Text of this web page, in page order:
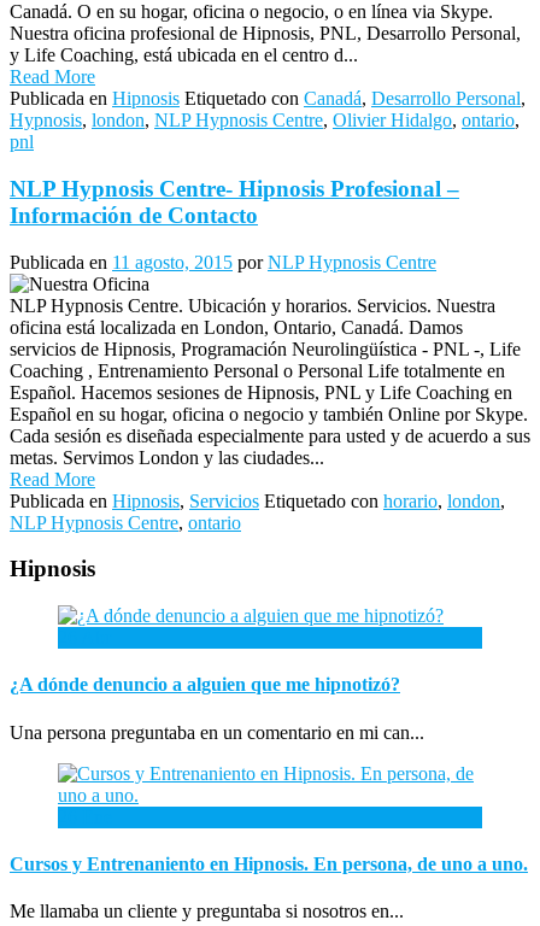
Canadá. O en su hogar, oficina o negocio, o en línea via Skype.
Nuestra oficina profesional de Hipnosis, PNL, Desarrollo Personal,
y Life Coaching, está ubicada en el centro d...
Read More
Publicada en Hipnosis Etiquetado con Canadá, Desarrollo Personal,
Hypnosis, london, NLP Hypnosis Centre, Olivier Hidalgo, ontario,
pnl
NLP Hypnosis Centre- Hipnosis Profesional –
Información de Contacto
Publicada en 11 agosto, 2015 porNLP Hypnosis Centre
NLP Hypnosis Centre. Ubicación y horarios. Servicios. Nuestra
oficina está localizada en London, Ontario, Canadá. Damos
servicios de Hipnosis, Programación Neurolingüística - PNL -, Life
Coaching , Entrenamiento Personal o Personal Life totalmente en
Español. Hacemos sesiones de Hipnosis, PNL y Life Coaching en
Español en su hogar, oficina o negocio y también Online por Skype.
Cada sesión es diseñada especialmente para usted y de acuerdo a sus
metas. Servimos London y las ciudades...
Read More
Publicada en Hipnosis, Servicios Etiquetado con horario, london,
NLP Hypnosis Centre, ontario
Hipnosis
¿A dónde denuncio a alguien que me hipnotizó?
Una persona preguntaba en un comentario en mi can...
Cursos y Entrenaniento en Hipnosis. En persona, de uno a uno.
Me llamaba un cliente y preguntaba si nosotros en...